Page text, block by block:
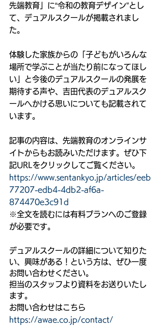
先端教育」に“令和の教育デザイン”とし
て、デュアルスクールが掲載されまし
た。
体験した家族からの「子どもがいろんな
場所で学ぶことが当たり前になってほし
い」と今後のデュアルスクールの発展を
期待する声や、吉田代表のデュアルスク
ールへかける思いについても記載されて
います。
記事の内容は、先端教育のオンラインサ
イトからもお読みいただけます。ぜひ下
記URLをクリックしてご覧ください。
https://www.sentankyo.jp/articles/eeb
77207-edb4-4db2-af6a-
874470e3c91d
※全文を読むには有料プランへのご登録
が必要です。
デュアルスクールの詳細について知りた
い、興味がある！という方は、ぜひ一度
お問い合わせください。
担当のスタッフより資料をお送りいたし
ます。
お問い合わせはこちら
https://awae.co.jp/contact/